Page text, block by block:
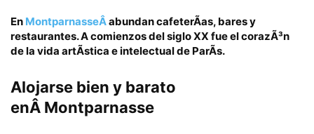
En MontparnasseÂabundan cafeterÃ­as, bares y
restaurantes. A comienzos del siglo XX fue el corazÃ³n
de la vida artÃ­stica e intelectual de ParÃ­s.
Alojarse bien y barato
enÂ Montparnasse